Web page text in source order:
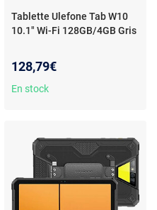
Tablette Ulefone Tab W10
10.1" Wi-Fi 128GB/4GB Gris
128,79€
En stock